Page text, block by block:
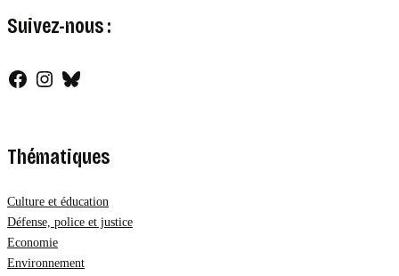
Suivez-nous :
Facebook
Instagram
Bluesky
Thématiques
Culture et éducation
Défense, police et justice
Economie
Environnement